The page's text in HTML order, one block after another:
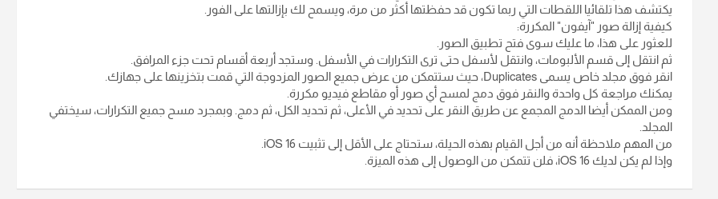
يكتشف هذا تلقائيا اللقطات التي ربما تكون قد حفظتها أكثر من مرة، ويسمح لك بإزالتها على الفور.
كيفية إزالة صور "آيفون" المكررة:
للعثور على هذا، ما عليك سوى فتح تطبيق الصور.
ثم انتقل إلى قسم الألبومات، وانتقل لأسفل حتى ترى التكرارات في الأسفل. وستجد أربعة أقسام تحت جزء المرافق.
انقر فوق مجلد خاص يسمى Duplicates، حيث ستتمكن من عرض جميع الصور المزدوجة التي قمت بتخزينها على جهازك.
يمكنك مراجعة كل واحدة والنقر فوق دمج لمسح أي صور أو مقاطع فيديو مكررة.
ومن الممكن أيضا الدمج المجمع عن طريق النقر على تحديد في الأعلى، ثم تحديد الكل، ثم دمج. وبمجرد مسح جميع التكرارات، سيختفي
المجلد.
من المهم ملاحظة أنه من أجل القيام بهذه الحيلة، ستحتاج على الأقل إلى تثبيت iOS 16.
وإذا لم يكن لديك iOS 16، فلن تتمكن من الوصول إلى هذه الميزة.